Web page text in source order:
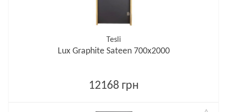
Tesli
Lux Graphite Sateen 700х2000
12168 грн